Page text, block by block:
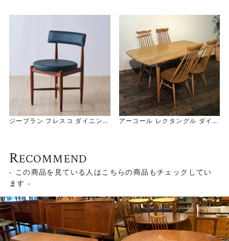
of Table
ジープラン フレスコ ダイニング
アーコール レクタングル ダイニ
RECOMMEND
- この商品を見ている人はこちらの商品もチェックしてい
ます -